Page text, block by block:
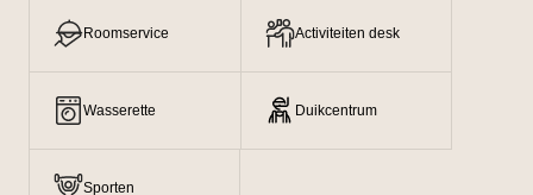
Roomservice Activiteiten desk
Wasserette Duikcentrum
Sporten